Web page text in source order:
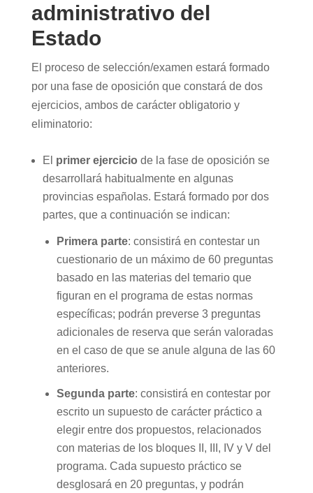
administrativo del
Estado
El proceso de selección/examen estará formado
por una fase de oposición que constará de dos
ejercicios, ambos de carácter obligatorio y
eliminatorio:
El primer ejercicio de la fase de oposición se
desarrollará habitualmente en algunas
provincias españolas. Estará formado por dos
partes, que a continuación se indican:
Primera parte: consistirá en contestar un
cuestionario de un máximo de 60 preguntas
basado en las materias del temario que
figuran en el programa de estas normas
específicas; podrán preverse 3 preguntas
adicionales de reserva que serán valoradas
en el caso de que se anule alguna de las 60
anteriores.
Segunda parte: consistirá en contestar por
escrito un supuesto de carácter práctico a
elegir entre dos propuestos, relacionados
con materias de los bloques II, III, IV y V del
programa. Cada supuesto práctico se
desglosará en 20 preguntas, y podrán